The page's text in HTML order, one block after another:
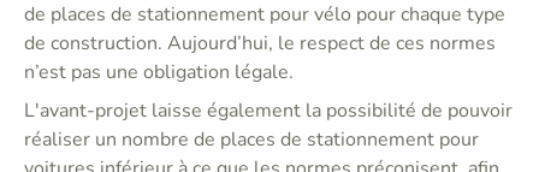
de places de stationnement pour vélo pour chaque type
de construction. Aujourd’hui, le respect de ces normes
n’est pas une obligation légale.
L'avant-projet laisse également la possibilité de pouvoir
réaliser un nombre de places de stationnement pour